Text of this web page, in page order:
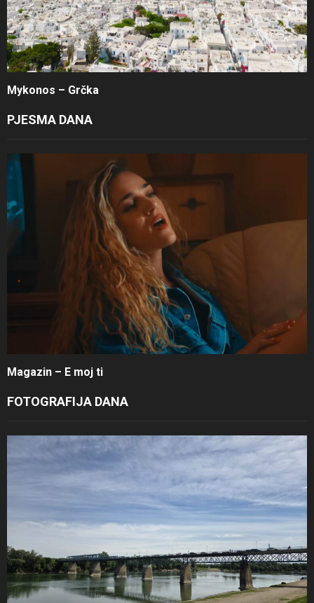
Mykonos – Grčka
PJESMA DANA
Magazin – E moj ti
FOTOGRAFIJA DANA